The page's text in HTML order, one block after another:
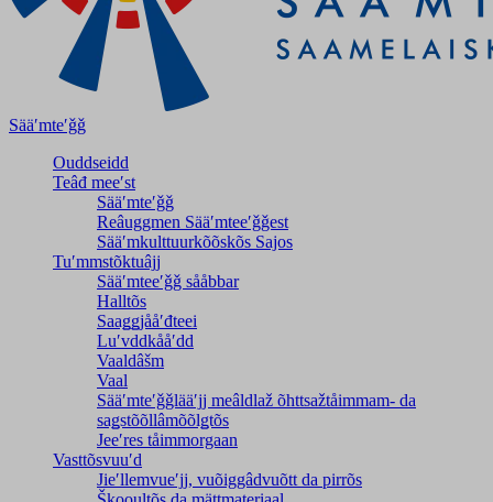
Sääʹmteʹǧǧ
Ouddseidd
Teâđ meeʹst
Sääʹmteʹǧǧ
Reâuggmen Sääʹmteeʹǧǧest
Sääʹmkulttuurkõõskõs Sajos
Tuʹmmstõktuâjj
Sääʹmteeʹǧǧ sååbbar
Halltõs
Saaǥǥjååʹđteei
Luʹvddkååʹdd
Vaaldâšm
Vaal
Sääʹmteʹǧǧlääʹjj meâldlaž õhttsažtåimmam- da
saǥstõõllâmõõlǥtõs
Jeeʹres tåimmorgaan
Vasttõsvuuʹd
Jieʹllemvueʹjj, vuõiggâdvuõtt da pirrõs